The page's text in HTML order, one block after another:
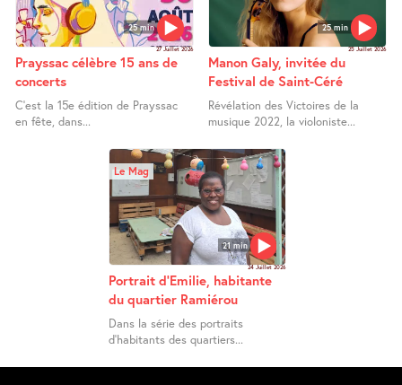
25 min
27 Juillet 2026
Prayssac célèbre 15 ans de
concerts
C’est la 15e édition de Prayssac
en fête, dans...
25 min
25 Juillet 2026
Manon Galy, invitée du
Festival de Saint-Céré
Révélation des Victoires de la
musique 2022, la violoniste...
21 min
Le Mag
24 Juillet 2026
Portrait d’Emilie, habitante
du quartier Ramiérou
Dans la série des portraits
d’habitants des quartiers...